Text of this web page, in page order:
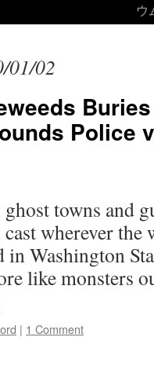
ウ
01/02
Police
towns and
wherever the
Washington
like monsters
| 1 Comment